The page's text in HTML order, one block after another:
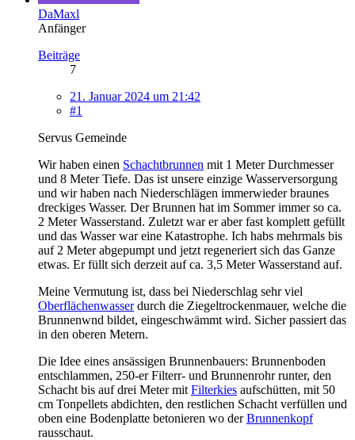
DaMaxl
Anfänger
Beiträge
7
21. Januar 2024 um 21:42
#1
Servus Gemeinde
Wir haben einen Schachtbrunnen mit 1 Meter Durchmesser
und 8 Meter Tiefe. Das ist unsere einzige Wasserversorgung
und wir haben nach Niederschlägen immerwieder braunes
dreckiges Wasser. Der Brunnen hat im Sommer immer so ca.
2 Meter Wasserstand. Zuletzt war er aber fast komplett gefüllt
und das Wasser war eine Katastrophe. Ich habs mehrmals bis
auf 2 Meter abgepumpt und jetzt regeneriert sich das Ganze
etwas. Er füllt sich derzeit auf ca. 3,5 Meter Wasserstand auf.
Meine Vermutung ist, dass bei Niederschlag sehr viel
Oberflächenwasserdurch die Ziegeltrockenmauer, welche die
Brunnenwnd bildet, eingeschwämmt wird. Sicher passiert das
in den oberen Metern.
Die Idee eines ansässigen Brunnenbauers: Brunnenboden
entschlammen, 250-er Filterr- und Brunnenrohr runter, den
Schacht bis auf drei Meter mit Filterkies aufschütten, mit 50
cm Tonpellets abdichten, den restlichen Schacht verfüllen und
oben eine Bodenplatte betonieren wo derBrunnenkopf
rausschaut.